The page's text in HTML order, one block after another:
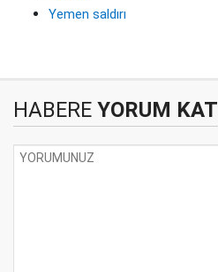
Yemen saldırı
HABERE YORUM KAT